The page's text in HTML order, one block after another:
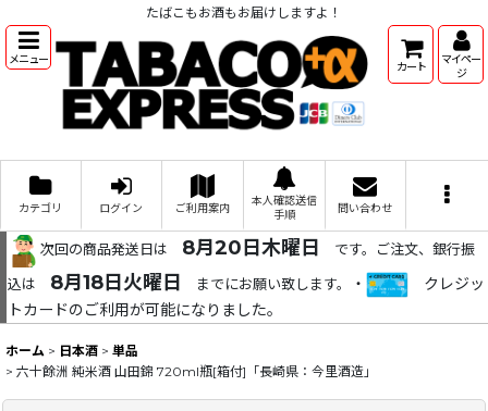
たばこもお酒もお届けしますよ！
メニュー カート
マイペー
ジ
カテゴリ ログイン ご利用案内
本人確認送信
手順
問い合わせ
次回の商品発送日は 8月20日木曜日
です。ご注文、銀行振
込は
8月18日火曜日 までにお願い致します。 ・
クレジッ
トカードのご利用が可能になりました。
ホーム > 日本酒 > 単品
> 六十餘洲 純米酒 山田錦 720ml瓶[箱付]「長崎県：今里酒造」